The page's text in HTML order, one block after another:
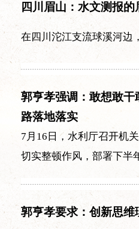
四川眉山：水文测报的
在四川沱江支流球溪河边
郭亨孝强调：敢想敢干
路落地落实
7月16日，水利厅召开机
切实整顿作风，部署下半
郭亨孝要求：创新思